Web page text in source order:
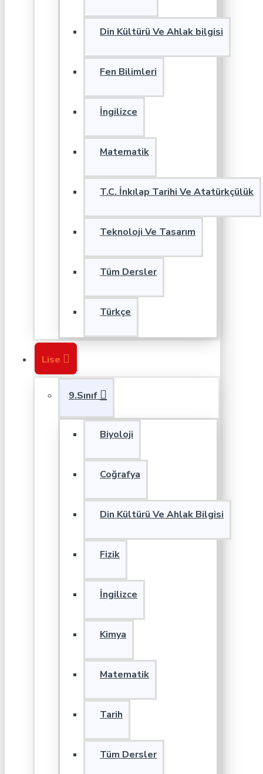
Din Kültürü Ve Ahlak bilgisi
Fen Bilimleri
İngilizce
Matematik
T.C. İnkılap Tarihi Ve Atatürkçülük
Teknoloji Ve Tasarım
Tüm Dersler
Türkçe
Lise
9.Sınıf
Biyoloji
Coğrafya
Din Kültürü Ve Ahlak Bilgisi
Fizik
İngilizce
Kimya
Matematik
Tarih
Tüm Dersler